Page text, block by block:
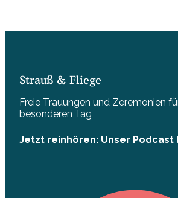
Strauß & Fliege
Freie Trauungen und Zeremonien
besonderen Tag
Jetzt reinhören: Unser Podcast